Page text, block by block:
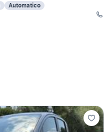
Automatico